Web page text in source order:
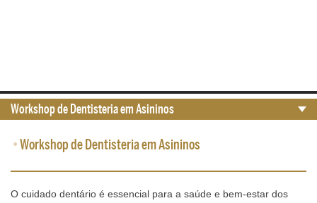
•Workshop de Dentisteria em Asininos
O cuidado dentário é essencial para a saúde e bem-estar dos
Workshop de Dentisteria em Asininos